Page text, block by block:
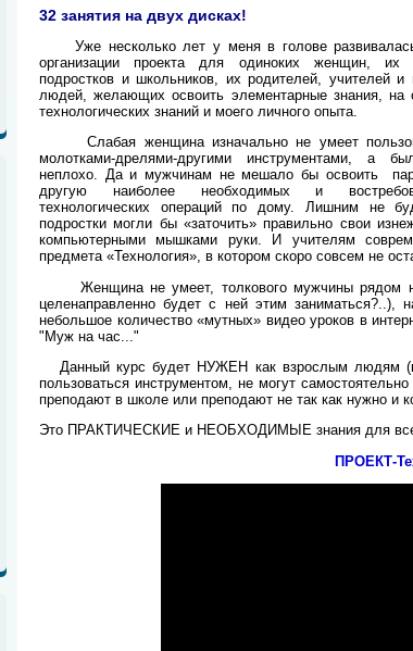
32 занятия на двух дисках!
Уже несколько лет у меня в голове
организации проекта для одиноких женщин, их
подростков и школьников, их родителей, учителей и
людей, желающих освоить элементарные знания, на
технологических знаний и моего личного опыта.
Слабая женщина изначально не умеет
молотками-дрелями-другими инструментами, а
неплохо. Да и мужчинам не мешало бы освоить
другую наиболее необходимых и
технологических операций по дому. Лишним не
подростки могли бы «заточить» правильно свои
компьютерными мышками руки. И учителям
предмета «Технология», в котором скоро совсем не
Женщина не умеет, толкового мужчины рядом
целенаправленно будет с ней этим заниматься?..),
небольшое количество «мутных» видео уроков в
"Муж на час..."
Данный курс будет НУЖЕН как взрослым людям
пользоваться инструментом, не могут
преподают в школе или преподают не так как нужно и
Это ПРАКТИЧЕСКИЕ и НЕОБХОДИМЫЕ знания для
ПРОЕКТ-